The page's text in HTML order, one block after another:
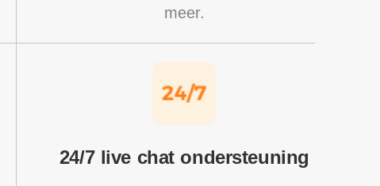
meer.
24/7 live chat ondersteuning